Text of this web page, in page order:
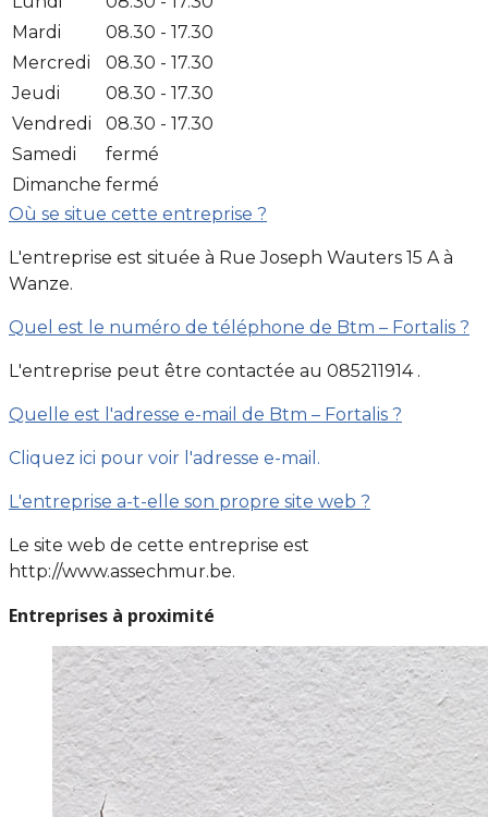
Mardi
08.30 - 17.30
Mercredi
08.30 - 17.30
Jeudi
08.30 - 17.30
Vendredi
08.30 - 17.30
Samedi
fermé
Dimanche fermé
Où se situe cette entreprise ?
L'entreprise est située à Rue Joseph Wauters 15 A à
Wanze.
Quel est le numéro de téléphone de Btm – Fortalis ?
L'entreprise peut être contactée au 085211914 .
Quelle est l'adresse e-mail de Btm – Fortalis ?
Cliquez ici pour voir l'adresse e-mail.
L'entreprise a-t-elle son propre site web ?
Le site web de cette entreprise est
http://www.assechmur.be.
Entreprises à proximité